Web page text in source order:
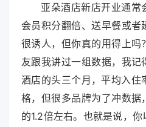
亚朵酒店新店开业通常
会员积分翻倍、送早餐或
很诱人，但你真的用得上吗
友跟我讲过一组数据，我记
酒店的头三个月，平均入住
格，但很多品牌为了冲数据
的1.2倍左右。也就是说，